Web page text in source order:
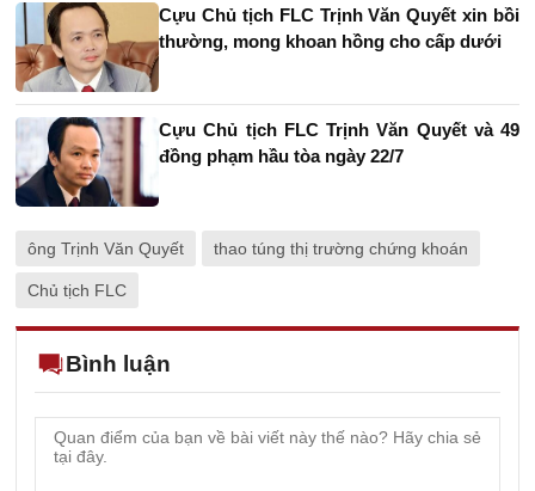
Cựu Chủ tịch FLC Trịnh Văn Quyết xin bồi
thường, mong khoan hồng cho cấp dưới
Cựu Chủ tịch FLC Trịnh Văn Quyết và 49
đồng phạm hầu tòa ngày 22/7
ông Trịnh Văn Quyết thao túng thị trường chứng khoán
Chủ tịch FLC
Bình luận